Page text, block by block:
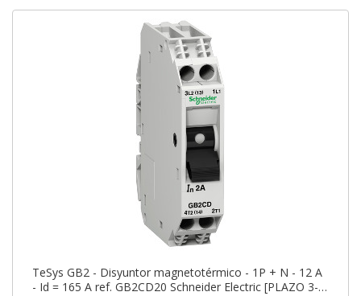
TeSys GB2 - Disyuntor magnetotérmico - 1P + N - 12 A
- Id = 165 A ref. GB2CD20 Schneider Electric [PLAZO 3-6